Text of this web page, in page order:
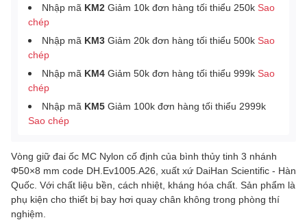
Nhập mã KM2 Giảm 10k đơn hàng tối thiểu 250k Sao
chép
Nhập mã KM3 Giảm 20k đơn hàng tối thiểu 500k Sao
chép
Nhập mã KM4 Giảm 50k đơn hàng tối thiểu 999k Sao
chép
Nhập mã KM5 Giảm 100k đơn hàng tối thiểu 2999k
Sao chép
Vòng giữ đai ốc MC Nylon cố định của bình thủy tinh 3 nhánh
Φ50×8 mm code DH.Ev1005.A26, xuất xứ DaiHan Scientific - Hàn
Quốc. Với chất liệu bền, cách nhiệt, kháng hóa chất. Sản phẩm là
phụ kiện cho thiết bị bay hơi quay chân không trong phòng thí
nghiệm.